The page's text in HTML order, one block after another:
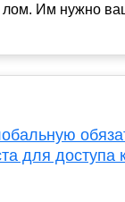
Им нужно
для доступа